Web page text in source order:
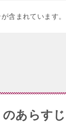
含まれています。
のあらす